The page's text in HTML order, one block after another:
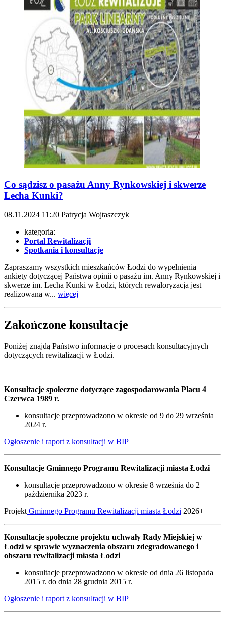
Co sądzisz o pasażu Anny Rynkowskiej i skwerze
Lecha Kunki?
08.11.2024 11:20 Patrycja Wojtaszczyk
kategoria:
Portal Rewitalizacji
Spotkania i konsultacje
Zapraszamy wszystkich mieszkańców Łodzi do wypełnienia
ankiety dotyczącej Państwa opinii o pasażu im. Anny Rynkowskiej i
skwerze im. Lecha Kunki w Łodzi, których rewaloryzacja jest
realizowana w... więcej
Zakończone konsultacje
Poniżej znajdą Państwo informacje o procesach konsultacyjnych
dotyczących rewitalizacji w Łodzi.
Konsultacje społeczne dotyczące zagospodarowania Placu 4
Czerwca 1989 r.
konsultacje przeprowadzono w okresie od 9 do 29 września
2024 r.
Ogłoszenie i raport z konsultacji w BIP
Konsultacje Gminnego Programu Rewitalizacji miasta Łodzi
konsultacje przeprowadzono w okresie 8 września do 2
października 2023 r.
Projekt Gminnego Programu Rewitalizacji miasta Łodzi 2026+
Konsultacje społeczne projektu uchwały Rady Miejskiej w
Łodzi w sprawie wyznaczenia obszaru zdegradowanego i
obszaru rewitalizacji miasta Łodzi
konsultacje przeprowadzono w okresie od dnia 26 listopada
2015 r. do dnia 28 grudnia 2015 r.
Ogłoszenie i raport z konsultacji w BIP